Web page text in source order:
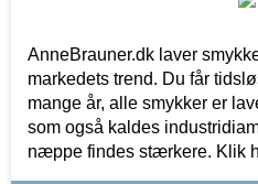
AnneBrauner.dk laver
markedets trend. Du får
mange år, alle smykker er
som også kaldes
næppe findes stærkere. Klik